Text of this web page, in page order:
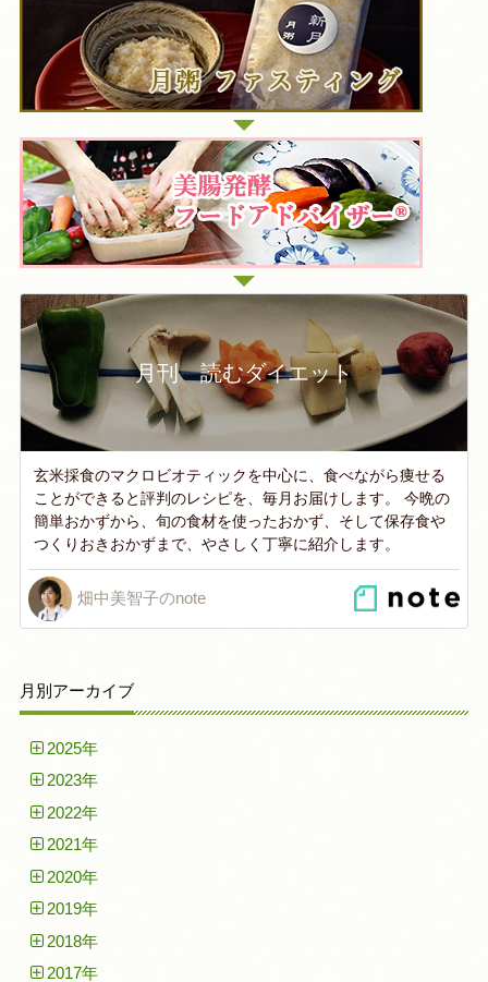
月刊 読むダイエット
玄米採食のマクロビオティックを中心に、食べながら痩せる
ことができると評判のレシピを、毎月お届けします。 今晩の
簡単おかずから、旬の食材を使ったおかず、そして保存食や
つくりおきおかずまで、やさしく丁寧に紹介します。
畑中美智子のnote
月別アーカイブ
2025年
2023年
2022年
2021年
2020年
2019年
2018年
2017年